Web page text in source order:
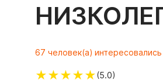
67 человек(а)
★★★★★(5.0)